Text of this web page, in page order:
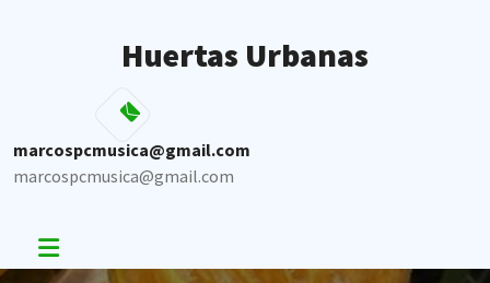
Huertas Urbanas
marcospcmusica@gmail.com
marcospcmusica@gmail.com